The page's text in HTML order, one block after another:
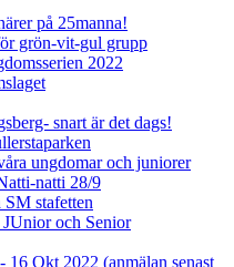
på 25manna!
grön-vit-gul grupp
2022
snart är det dags!
ungdomar och juniorer
natti 28/9
SM stafetten
och Senior
16 Okt 2022 (anmälan senast